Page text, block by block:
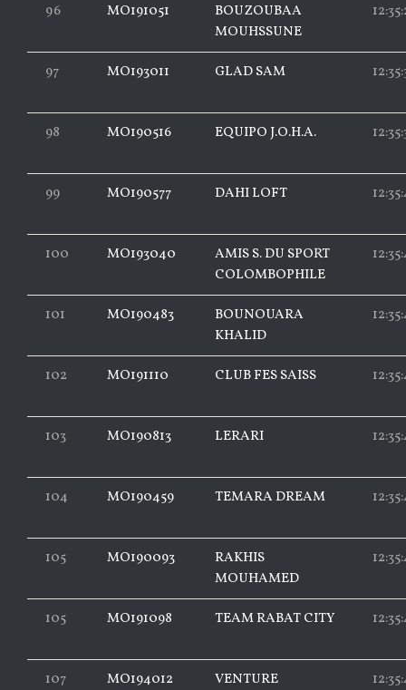
96 MO191051
BOUZOUBAA
MOUHSSUNE
97 MO193011 GLAD SAM
98 MO190516 EQUIPO J.O.H.A.
99 MO190577 DAHI LOFT
100 MO193040
AMIS S. DU SPORT
COLOMBOPHILE
101 MO190483
BOUNOUARA
KHALID
102 MO191110 CLUB FES SAISS
103 MO190813 LERARI
104 MO190459 TEMARA DREAM
105 MO190093
RAKHIS
MOUHAMED
105 MO191098 TEAM RABAT CITY
107 MO194012
VENTURE